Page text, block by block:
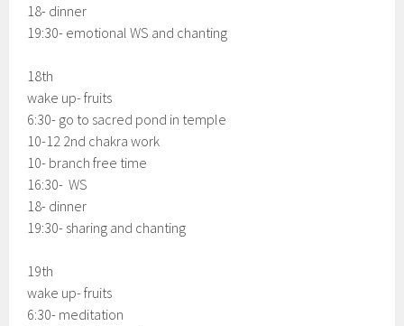
18- dinner
19:30- emotional WS and chanting
18th
wake up- fruits
6:30- go to sacred pond in temple
10-12 2nd chakra work
10- branch free time
16:30- WS
18- dinner
19:30- sharing and chanting
19th
wake up- fruits
6:30- meditation